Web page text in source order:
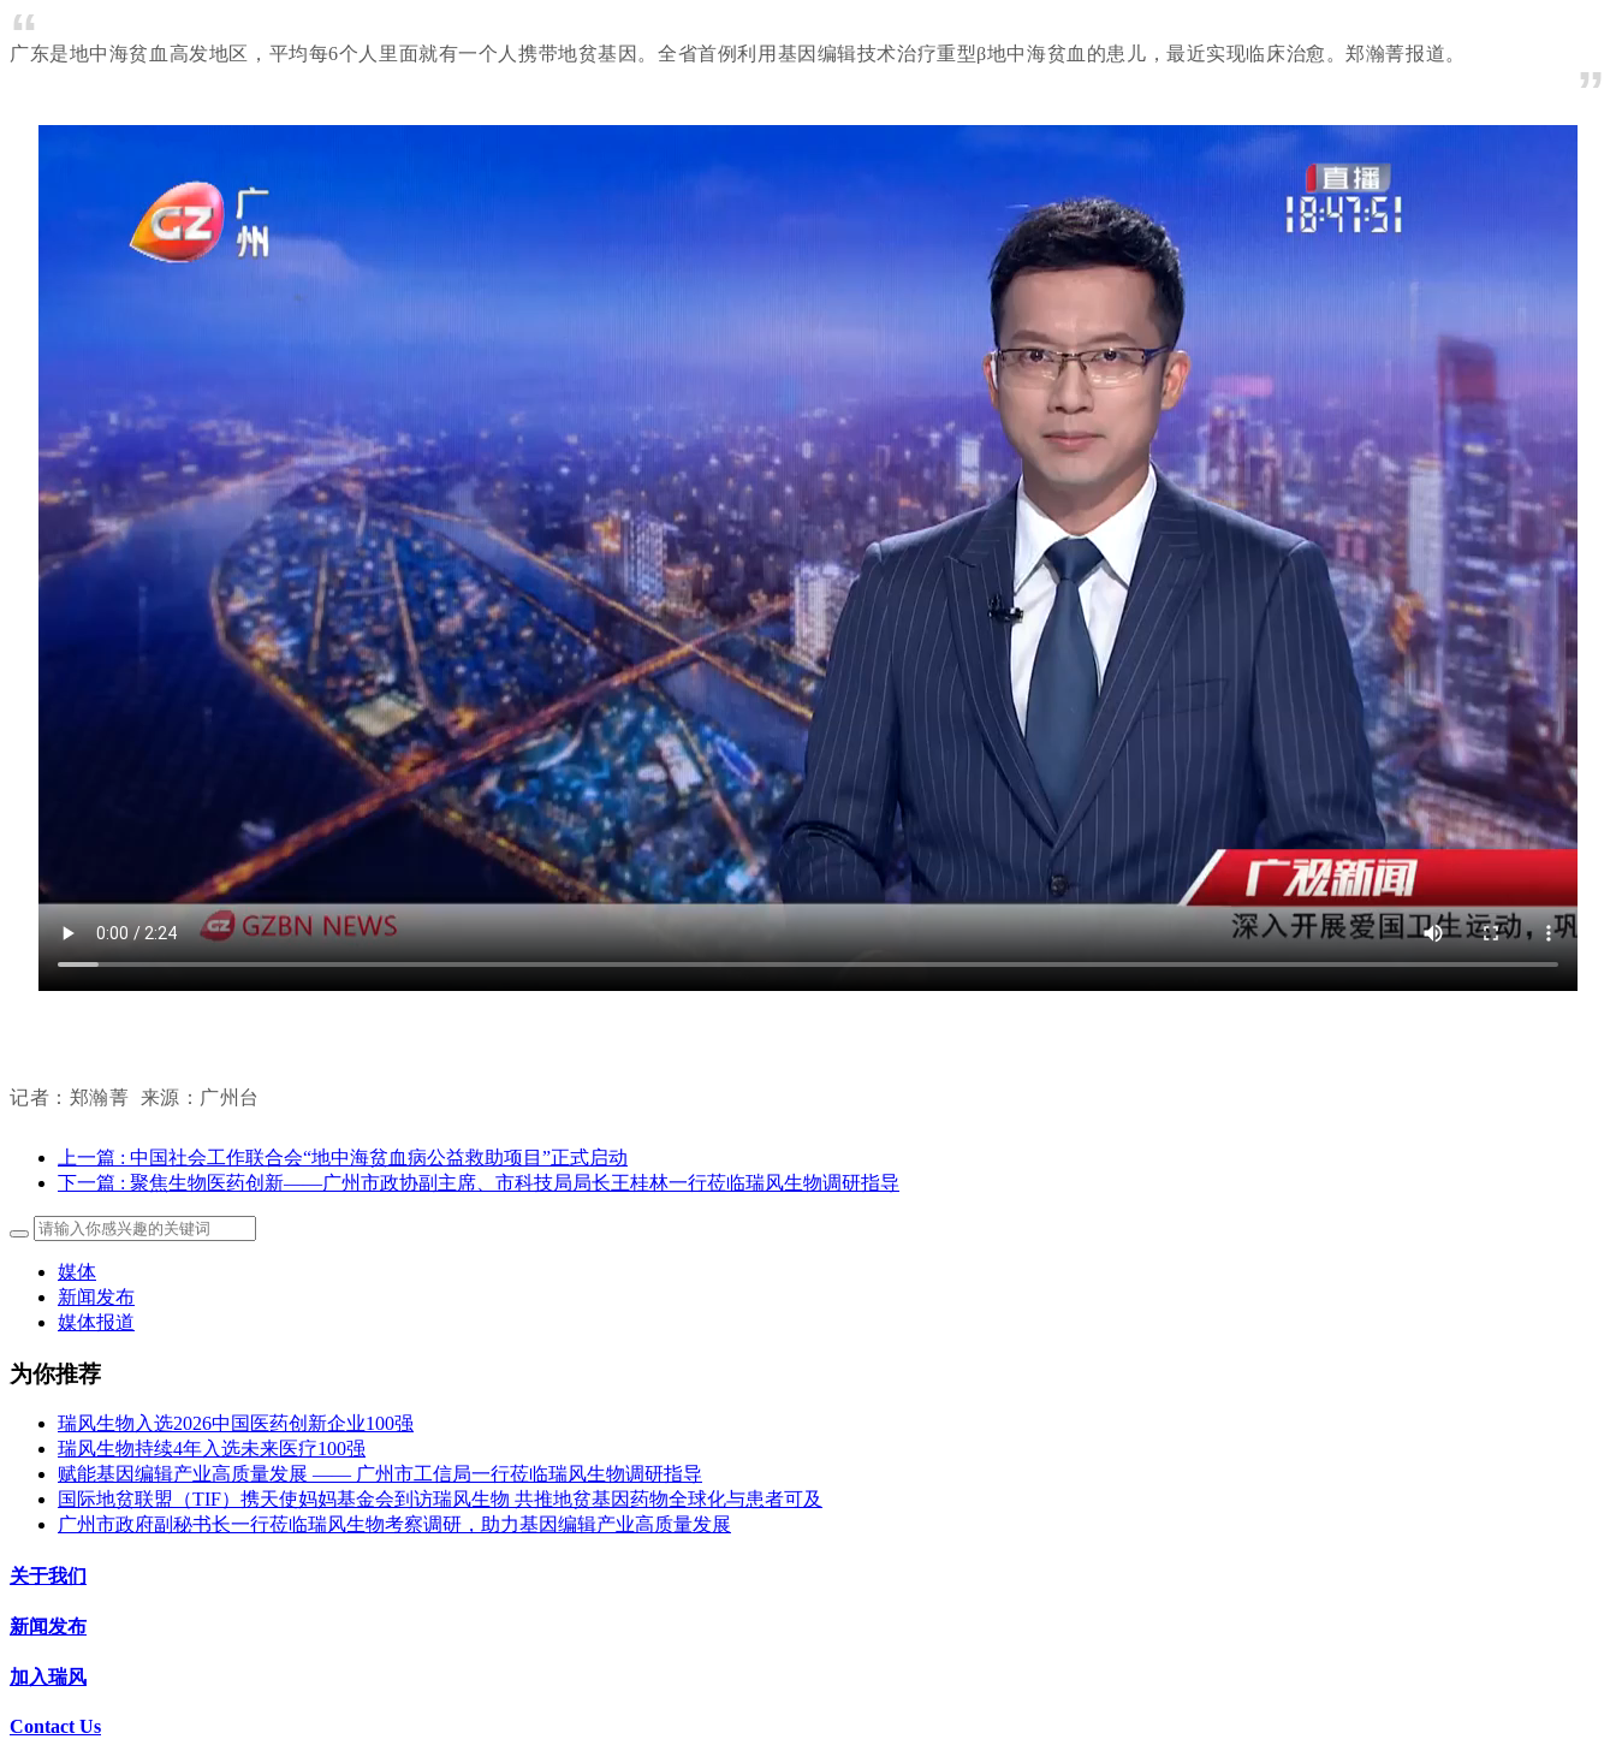
“
广东是地中海贫血高发地区，平均每6个人里面就有一个人携带地贫基因。全省首例利用基因编辑技术治疗重型β地中海贫血的患儿，最近实现临床治愈。郑瀚菁报道。
”
记者：郑瀚菁 来源：广州台
上一篇 : 中国社会工作联合会“地中海贫血病公益救助项目”正式启动
下一篇 : 聚焦生物医药创新——广州市政协副主席、市科技局局长王桂林一行莅临瑞风生物调研指导
媒体
新闻发布
媒体报道
为你推荐
瑞风生物入选2026中国医药创新企业100强
瑞风生物持续4年入选未来医疗100强
赋能基因编辑产业高质量发展 —— 广州市工信局一行莅临瑞风生物调研指导
国际地贫联盟（TIF）携天使妈妈基金会到访瑞风生物 共推地贫基因药物全球化与患者可及
广州市政府副秘书长一行莅临瑞风生物考察调研，助力基因编辑产业高质量发展
关于我们
新闻发布
加入瑞风
Contact Us